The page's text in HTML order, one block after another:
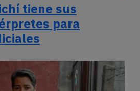
tiene sus
para